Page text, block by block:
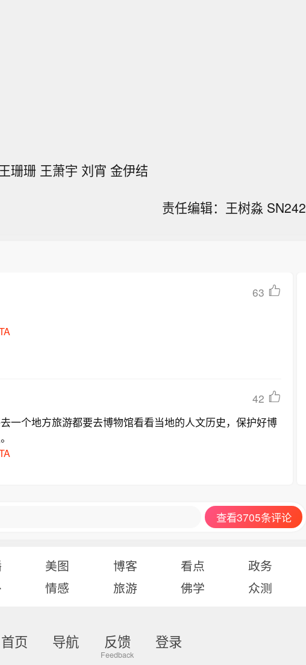
珊珊 王萧宇 刘宵 金伊结
责任编辑：王树淼 SN242
63
42
一个地方旅游都要去博物馆看看当地的人文历史，保护好博
查看3705条评论
美图 博客 看点
政务
情感 旅游 佛学 众测
首页 导航 反馈 登录